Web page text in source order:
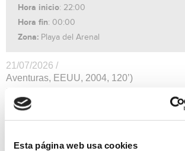
Esta página web usa cookies
Hora inicio: 22:00
Hora fin: 00:00
Zona: Playa del Arenal
21/07/2026 /
Aventuras, EEUU, 2004, 120’)
No recomendada menores de 7 años.